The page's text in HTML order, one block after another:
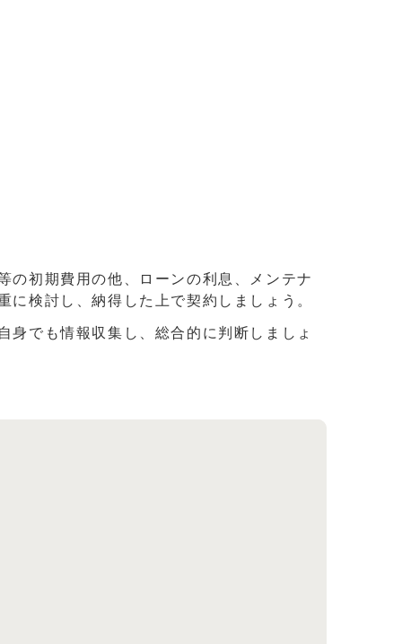
の初期費用の他、ローンの利息、メンテナ
に検討し、納得した上で契約しましょう。
でも情報収集し、総合的に判断しましょ